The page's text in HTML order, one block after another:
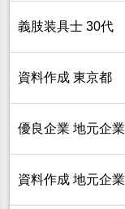
義肢装具士 30代
資料作成 東京都
優良企業 地元企業
資料作成 地元企業